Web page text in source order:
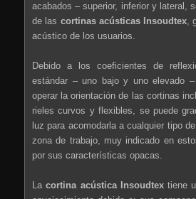
acabados – superior, inferior y lateral,
de las cortinas acústicas Insoudtex,
acústico de los usuarios.
Debido a los coeficientes de
estándar – uno bajo y uno elevado
operar la orientación de las cortinas
rieles curvos y flexibles, se puede
luz para acomodarla a cualquier tipo
zona de trabajo, muy indicado en
por sus características opacas.
Lacortina acústica Insoudtextiene